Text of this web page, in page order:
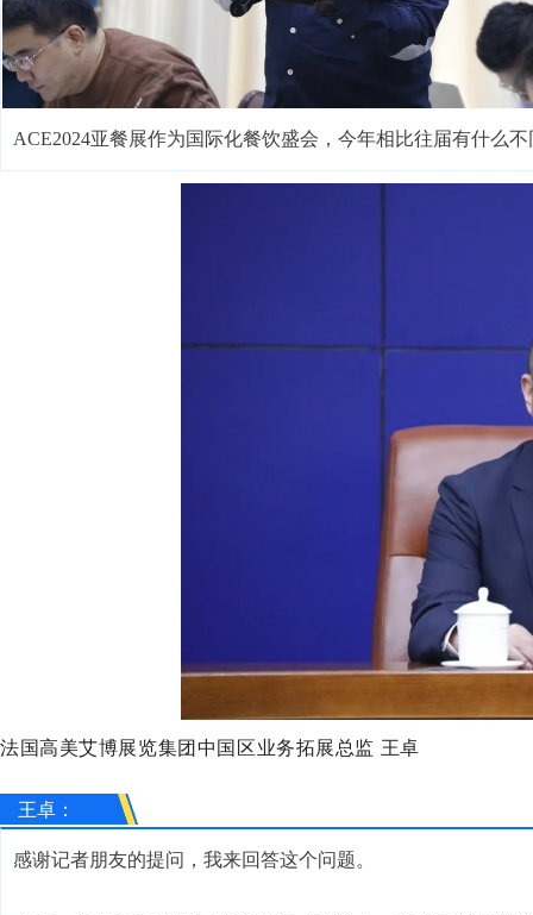
ACE2024亚餐展作为国际化餐饮盛会，今年相比往届有什么
法国高美艾博展览集团中国区业务拓展总监 王卓
王卓：
感谢记者朋友的提问，我来回答这个问题。